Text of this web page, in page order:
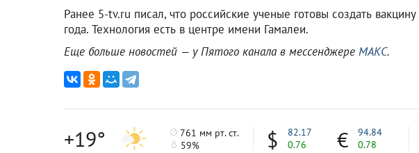
Ранее 5-tv.ru писал, что российские ученые готовы создать вакцину
года. Технология есть в центре имени Гамалеи.
Еще больше новостей — у Пятого канала в мессенджере МАКС.
+19°
761 мм рт. ст.
59%
82.17
0.76
94.84
0.78